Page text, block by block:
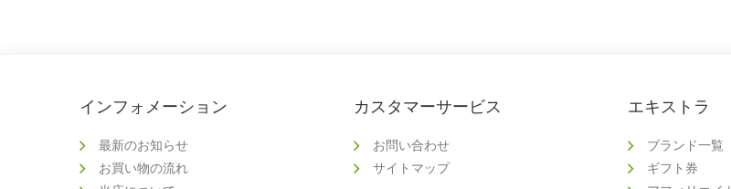
インフォメーション
最新のお知らせ
お買い物の流れ
カスタマーサービス
お問い合わせ
サイトマップ
エキストラ
ブランド一覧
ギフト券